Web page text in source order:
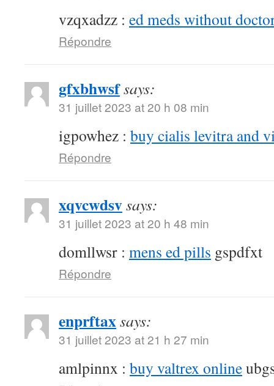
vzqxadzz : ed meds without
Répondre
gfxbhwsfsays:
31 juillet 2023 at 20 h 08 min
igpowhez : buy cialis levitra and
Répondre
xqvcwdsvsays:
31 juillet 2023 at 20 h 48 min
domllwsr : mens ed pills gspdfxt
Répondre
enprftaxsays:
31 juillet 2023 at 21 h 27 min
amlpinnx : buy valtrex online